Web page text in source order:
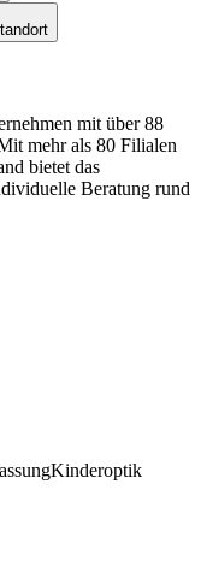
mit über 88
mehr als 80 Filialen
bietet das
Beratung rund
Kinderoptik